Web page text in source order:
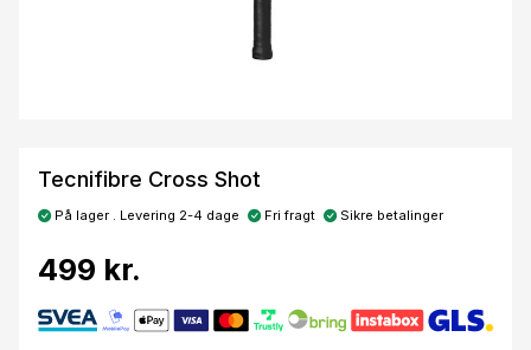
Tecnifibre Cross Shot
På lager . Levering 2-4 dage Fri fragt Sikre betalinger
499 kr.